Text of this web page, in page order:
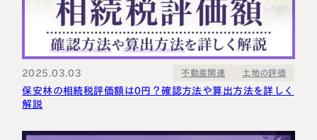
2025.03.03 不動産関連 土地の評価
保安林の相続税評価額は0円？確認方法や算出方法を詳しく
解説